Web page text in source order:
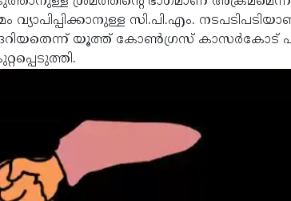
വ്യാപിപ്പിക്കാനുള്ള സി.പി.എം.
യൂത്ത് കോണ്‍ഗ്രസ് കാസര്‍കോട്